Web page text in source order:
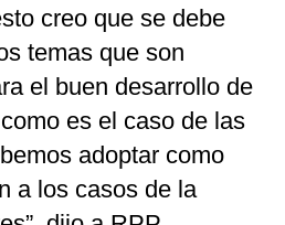
creo que se debe
temas que son
el buen desarrollo de
es el caso de las
adoptar como
a los casos de la